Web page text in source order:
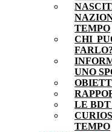
TEMPO
CHI
FARLO?
UNO
LE
TEMPO